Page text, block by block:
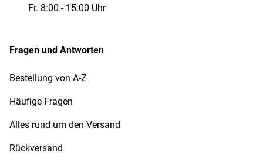
Fr. 8:00 - 15:00 Uhr
Fragen und Antworten
Bestellung von A-Z
Häufige Fragen
Alles rund um den Versand
Rückversand